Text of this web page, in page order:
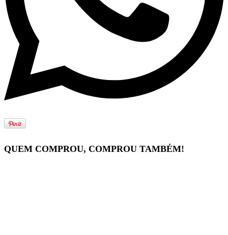
QUEM COMPROU, COMPROU TAMBÉM!